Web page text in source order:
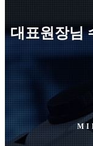
대표원장님